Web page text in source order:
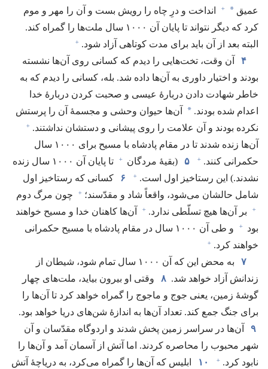
عمیق *
+
انداخت و درِ چاه را رویش بست و آن را مهر و موم
کرد که دیگر نتواند تا پایان آن ۱۰۰۰ سال ملت‌ها را گمراه کند.‏
البته بعد از آن باید برای مدت کوتاهی آزاد شود.‏ +
۴
آن وقت،‏ تخت‌هایی را دیدم که کسانی روی آن‌ها نشسته
بودند و اختیار داوری به آن‌ها داده شد.‏ بله،‏ کسانی را دیدم که به
خاطر شهادت دادن دربارهٔ عیسی و صحبت کردن دربارهٔ خدا
اعدام شده بودند.‏ *
آن‌ها حیوان وحشی و مجسمهٔ آن را پرستش
نکرده بودند و آن علامت را روی پیشانی و دستشان نداشتند.‏ +
آن‌ها زنده شدند تا در مقام پادشاه با مسیح برای ۱۰۰۰ سال
حکمرانی کنند.‏ + ۵ ‏(‏بقیهٔ مردگان +
تا پایان آن ۱۰۰۰ سال زنده
نشدند.‏)‏ این رستاخیز اول است.‏ + ۶
کسانی که رستاخیز اول
شامل حالشان می‌شود،‏ واقعاً شاد و مقدّسند؛‏ + چون مرگ دوم
+ بر آن‌ها هیچ تسلّطی ندارد.‏ +
آن‌ها کاهنان خدا و مسیح خواهند
بود
+
و طی آن ۱۰۰۰ سال در مقام پادشاه با مسیح حکمرانی
خواهند کرد.‏ +
۷
به محض این که آن ۱۰۰۰ سال تمام شود،‏ شیطان از
زندانش آزاد خواهد شد.‏ ۸
وقتی او بیرون بیاید،‏ ملت‌های چهار
گوشهٔ زمین،‏ یعنی جوج و ماجوج را گمراه خواهد کرد تا آن‌ها را
برای جنگ جمع کند.‏ تعداد آن‌ها به اندازهٔ شن‌های دریا خواهد بود.‏
۹
آن‌ها در سراسر زمین پخش شدند و اردوگاه مقدّسان و آن
شهر محبوب را محاصره کردند.‏ اما آتش از آسمان آمد و آن‌ها را
نابود کرد.‏ + ۱۰
ابلیس که آن‌ها را گمراه می‌کرد،‏ به دریاچهٔ آتش